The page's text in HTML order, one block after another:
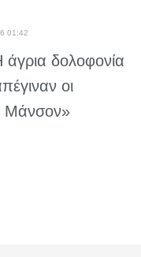
01:42
δολοφονία
οι
Μάνσον»